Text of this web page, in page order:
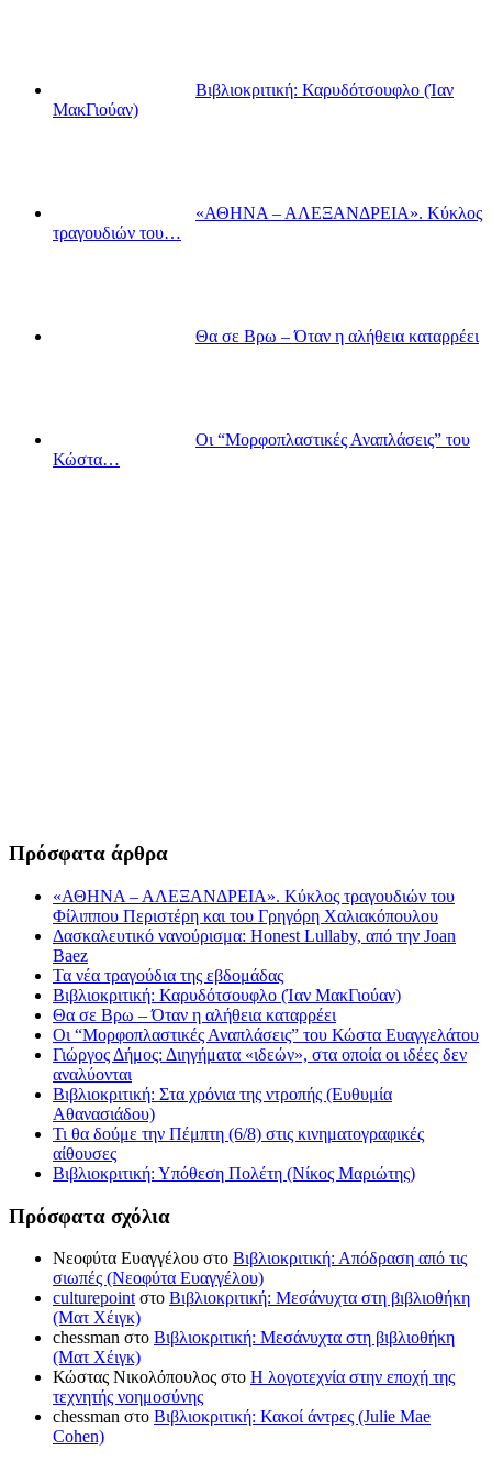
Βιβλιοκριτική: Καρυδότσουφλο (Ίαν
ΜακΓιούαν)
«ΑΘΗΝΑ – ΑΛΕΞΑΝΔΡΕΙΑ». Κύκλος
τραγουδιών του…
Θα σε Βρω – Όταν η αλήθεια καταρρέει
Οι “Μορφοπλαστικές Αναπλάσεις” του
Κώστα…
Πρόσφατα άρθρα
«ΑΘΗΝΑ – ΑΛΕΞΑΝΔΡΕΙΑ». Κύκλος τραγουδιών του
Φίλιππου Περιστέρη και του Γρηγόρη Χαλιακόπουλου
Δασκαλευτικό νανούρισμα: Honest Lullaby, από την Joan
Baez
Τα νέα τραγούδια της εβδομάδας
Βιβλιοκριτική: Καρυδότσουφλο (Ίαν ΜακΓιούαν)
Θα σε Βρω – Όταν η αλήθεια καταρρέει
Οι “Μορφοπλαστικές Αναπλάσεις” του Κώστα Ευαγγελάτου
Γιώργος Δήμος: Διηγήματα «ιδεών», στα οποία οι ιδέες δεν
αναλύονται
Βιβλιοκριτική: Στα χρόνια της ντροπής (Ευθυμία
Αθανασιάδου)
Τι θα δούμε την Πέμπτη (6/8) στις κινηματογραφικές
αίθουσες
Βιβλιοκριτική: Υπόθεση Πολέτη (Νίκος Μαριώτης)
Πρόσφατα σχόλια
Νεοφύτα Ευαγγέλου στο Βιβλιοκριτική: Απόδραση από τις
σιωπές (Νεοφύτα Ευαγγέλου)
culturepointστο Βιβλιοκριτική: Μεσάνυχτα στη βιβλιοθήκη
(Ματ Χέιγκ)
chessman στο Βιβλιοκριτική: Μεσάνυχτα στη βιβλιοθήκη
(Ματ Χέιγκ)
Κώστας Νικολόπουλος στο Η λογοτεχνία στην εποχή της
τεχνητής νοημοσύνης
chessman στο Βιβλιοκριτική: Κακοί άντρες (Julie Mae
Cohen)